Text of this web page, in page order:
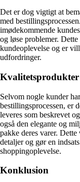
Det er dog vigtigt at
med
imødekommende
og løse problemer.
kundeoplevelse og er
udfordringer.
Kvalitetsprodukter
Selvom nogle kunder
bestillingsprocessen, er
leveres som beskrevet
også den elegante og
pakke deres varer.
detaljer og gør en
shoppingoplevelse.
Konklusion